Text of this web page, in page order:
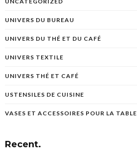
UNIVERS DU BUREAU
UNIVERS DU THÉ ET DU CAFÉ
UNIVERS TEXTILE
UNIVERS THÉ ET CAFÉ
USTENSILES DE CUISINE
VASES ET ACCESSOIRES POUR LA TABLE
Recent.